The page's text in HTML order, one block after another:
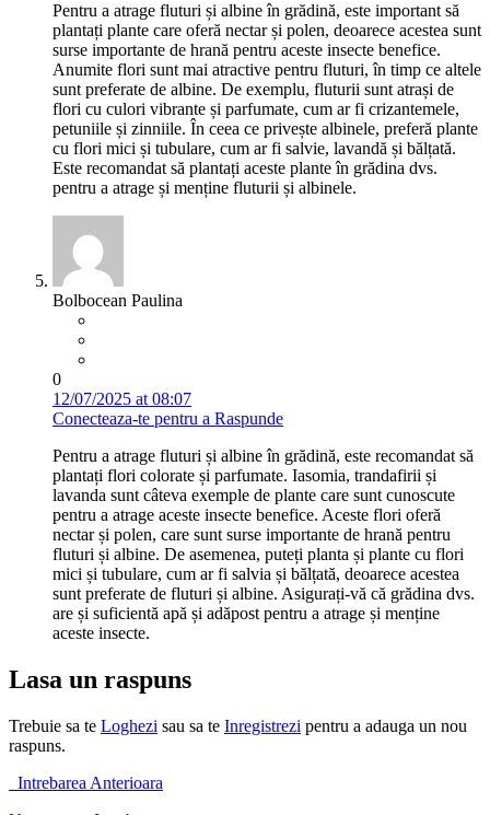
Pentru a atrage fluturi și albine în grădină, este important să
plantați plante care oferă nectar și polen, deoarece acestea sunt
surse importante de hrană pentru aceste insecte benefice.
Anumite flori sunt mai atractive pentru fluturi, în timp ce altele
sunt preferate de albine. De exemplu, fluturii sunt atrași de
flori cu culori vibrante și parfumate, cum ar fi crizantemele,
petuniile și zinniile. În ceea ce privește albinele, preferă plante
cu flori mici și tubulare, cum ar fi salvie, lavandă și bălțată.
Este recomandat să plantați aceste plante în grădina dvs.
pentru a atrage și menține fluturii și albinele.
Bolbocean Paulina
0
12/07/2025 at 08:07
Conecteaza-te pentru a Raspunde
Pentru a atrage fluturi și albine în grădină, este recomandat să
plantați flori colorate și parfumate. Iasomia, trandafirii și
lavanda sunt câteva exemple de plante care sunt cunoscute
pentru a atrage aceste insecte benefice. Aceste flori oferă
nectar și polen, care sunt surse importante de hrană pentru
fluturi și albine. De asemenea, puteți planta și plante cu flori
mici și tubulare, cum ar fi salvia și bălțată, deoarece acestea
sunt preferate de fluturi și albine. Asigurați-vă că grădina dvs.
are și suficientă apă și adăpost pentru a atrage și menține
aceste insecte.
Lasa un raspuns
Trebuie sa te Loghezi sau sa te Inregistrezi pentru a adauga un nou
raspuns.
Intrebarea Anterioara